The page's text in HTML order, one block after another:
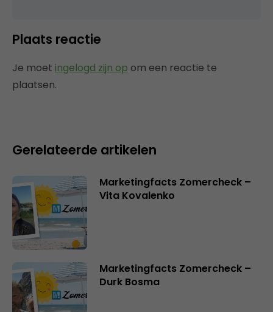
Plaats reactie
Je moet ingelogd zijn op om een reactie te
plaatsen.
Gerelateerde artikelen
Marketingfacts Zomercheck –
Vita Kovalenko
Marketingfacts Zomercheck –
Durk Bosma